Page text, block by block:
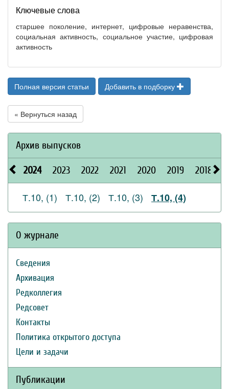
Ключевые слова
старшее поколение, интернет, цифровые неравенства,
социальная активность, социальное участие, цифровая
активность
Полная версия статьи Добавить в подборку
« Вернуться назад
Архив выпусков
2024 2023 2022 2021 2020 2019 2018
Т.10, (1) Т.10, (2) Т.10, (3) Т.10, (4)
О журнале
Сведения
Архивация
Редколлегия
Редсовет
Контакты
Политика открытого доступа
Цели и задачи
Публикации